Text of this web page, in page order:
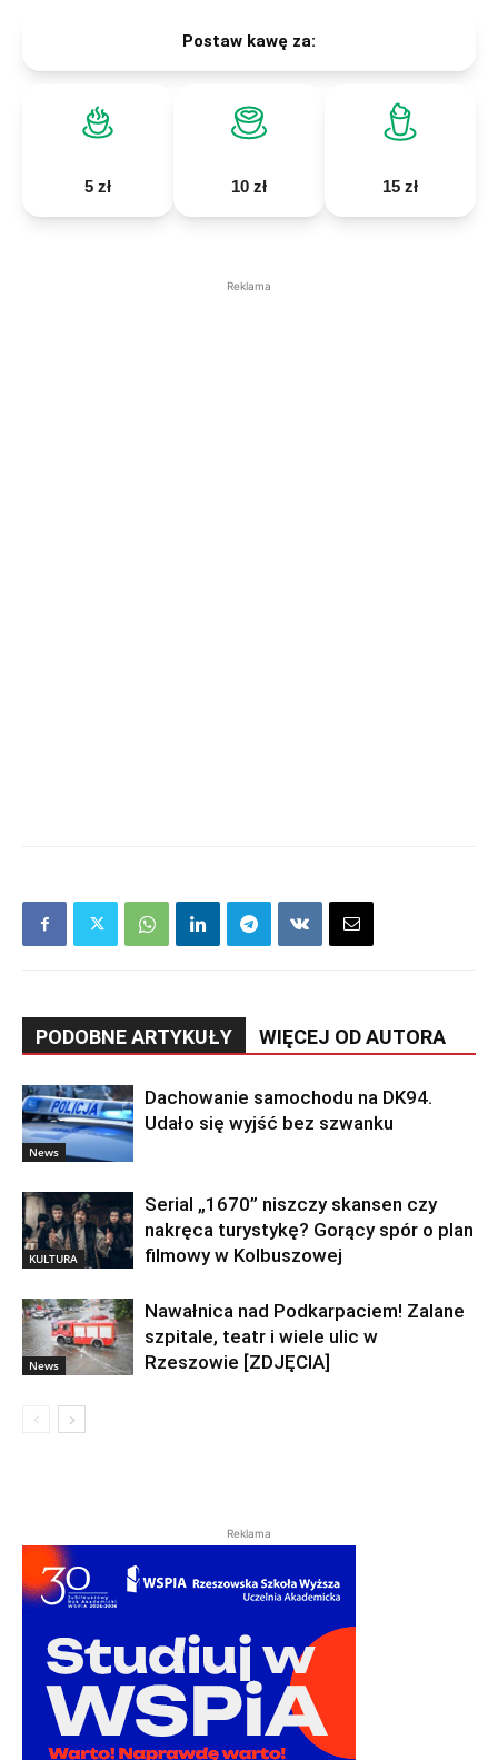
Postaw kawę za:
5 zł 10 zł 15 zł
Reklama
PODOBNE ARTYKUŁY WIĘCEJ OD AUTORA
News
Dachowanie samochodu na DK94.
Udało się wyjść bez szwanku
KULTURA
Serial „1670” niszczy skansen czy
nakręca turystykę? Gorący spór o plan
filmowy w Kolbuszowej
News
Nawałnica nad Podkarpaciem! Zalane
szpitale, teatr i wiele ulic w
Rzeszowie [ZDJĘCIA]
Reklama